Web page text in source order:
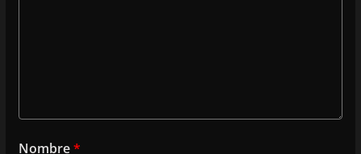
Nombre*